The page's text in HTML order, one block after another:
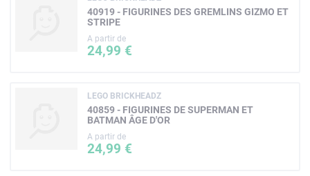
40919 - FIGURINES DES GREMLINS GIZMO ET
STRIPE
A partir de
24,99 €
LEGO BRICKHEADZ
40859 - FIGURINES DE SUPERMAN ET
BATMAN ÂGE D'OR
A partir de
24,99 €